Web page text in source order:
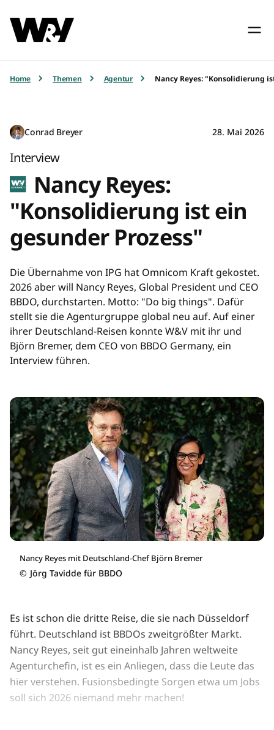
Home Themen Agentur Nancy Reyes: "Konsolidierung
Conrad Breyer 28. Mai 2026
Interview
Nancy Reyes:
"Konsolidierung ist ein
gesunder Prozess"
Die Übernahme von IPG hat Omnicom Kraft gekostet.
2026 aber will Nancy Reyes, Global President und CEO
BBDO, durchstarten. Motto: "Do big things". Dafür
stellt sie die Agenturgruppe global neu auf. Auf einer
ihrer Deutschland-Reisen konnte W&V mit ihr und
Björn Bremer, dem CEO von BBDO Germany, ein
Interview führen.
Nancy Reyes mit Deutschland-Chef Björn Bremer
© Jörg Tavidde für BBDO
Es ist schon die dritte Reise, die sie nach Düsseldorf
führt. Deutschland ist BBDOs zweitgrößter Markt.
Nancy Reyes, seit gut eineinhalb Jahren weltweite
Agenturchefin, ist es ein Anliegen, dass die Leute das
hier verstehen. Fusionsbedingte Sorgen etwa um Jobs
soll sich 2026 niemand mehr machen!